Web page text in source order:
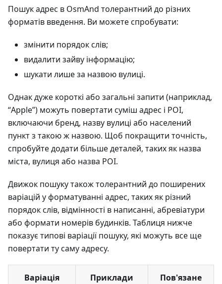
Пошук адрес в OsmAnd толерантний до різних
форматів введення. Ви можете спробувати:
змінити порядок слів;
видалити зайву інформацію;
шукати лише за назвою вулиці.
Однак дуже короткі або загальні запити (наприклад,
“Apple”) можуть повертати суміш адрес і POI,
включаючи бренд, назву вулиці або населений
пункт з такою ж назвою. Щоб покращити точність,
спробуйте додати більше деталей, таких як назва
міста, вулиця або назва POI.
Движок пошуку також толерантний до поширених
варіацій у форматуванні адрес, таких як різний
порядок слів, відмінності в написанні, абревіатури
або формати номерів будинків. Таблиця нижче
показує типові варіації пошуку, які можуть все ще
повертати ту саму адресу.
Варіація
Приклади
Пов'язане